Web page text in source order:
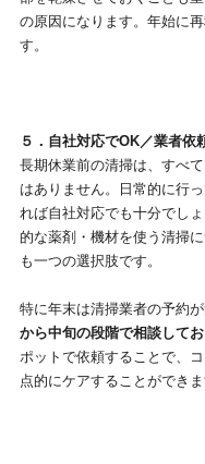
の原因になります。年始に
す。
５．自社対応でOK／業者依
長期休業前の清掃は、すべ
はありません。日常的に行
れば自社対応でも十分でし
的な薬剤・機材を使う清掃
も一つの選択肢です。
特に年末は清掃業者の予約が
から中旬の段階で相談してお
ポットで依頼することで、
点的にケアすることができま